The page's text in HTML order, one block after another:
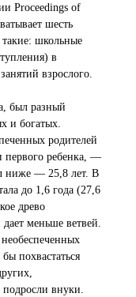
Proceedings of
шесть
школьные
в
взрослого.
был разный
и богатых.
родителей
первого ребенка, —
ниже — 25,8 лет. В
до 1,6 года (27,6
древо
меньше ветвей.
похвастаться
внуки.